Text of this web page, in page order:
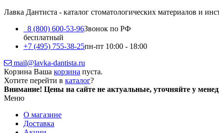
Лавка Дантиста - каталог стоматологических материалов и
8 (800) 600-53-96Звонок по РФ
бесплатный
+7 (495) 755-38-25пн-пт 10:00 - 18:00
mail@lavka-dantista.ru
Корзина Ваша корзина пуста.
Хотите перейти в каталог?
Внимание! Цены на сайте не актуальные, уточняйте у
Меню
О магазине
Доставка